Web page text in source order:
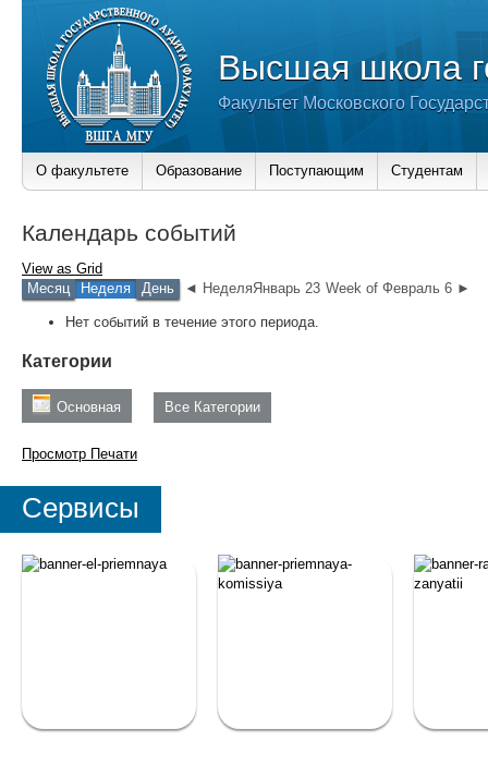
Высшая школа
Факультет Московского
О факультете Образование Поступающим Студентам
Календарь событий
View as Grid
Месяц
Неделя День ◄ НеделяЯнварь 23 Week of Февраль 6 ►
Нет событий в течение этого периода.
Категории
Основная Все Категории
Просмотр Печати
Сервисы